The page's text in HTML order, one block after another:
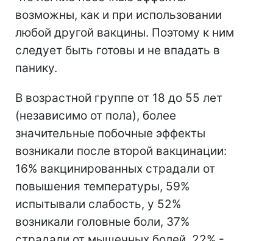
возможны, как и при использовании
любой другой вакцины. Поэтому к ним
следует быть готовы и не впадать в
панику.
В возрастной группе от 18 до 55 лет
(независимо от пола), более
значительные побочные эффекты
возникали после второй вакцинации:
16% вакцинированных страдали от
повышения температуры, 59%
испытывали слабость, у 52%
возникали головные боли, 37%